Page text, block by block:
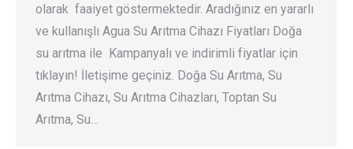
olarak faaiyet göstermektedir. Aradığınız en yararlı
ve kullanışlı Agua Su Arıtma Cihazı Fiyatları Doğa
su arıtma ile Kampanyalı ve indirimli fiyatlar için
tıklayın! İletişime geçiniz. Doğa Su Arıtma, Su
Arıtma Cihazı, Su Arıtma Cihazları, Toptan Su
Arıtma, Su…